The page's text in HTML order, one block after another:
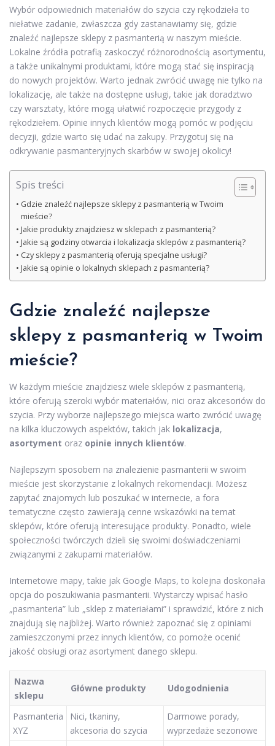
Wybór odpowiednich materiałów do szycia czy rękodzieła to
niełatwe zadanie, zwłaszcza gdy zastanawiamy się, gdzie
znaleźć najlepsze sklepy z pasmanterią w naszym mieście.
Lokalne źródła potrafią zaskoczyć różnorodnością asortymentu,
a także unikalnymi produktami, które mogą stać się inspiracją
do nowych projektów. Warto jednak zwrócić uwagę nie tylko na
lokalizację, ale także na dostępne usługi, takie jak doradztwo
czy warsztaty, które mogą ułatwić rozpoczęcie przygody z
rękodziełem. Opinie innych klientów mogą pomóc w podjęciu
decyzji, gdzie warto się udać na zakupy. Przygotuj się na
odkrywanie pasmanteryjnych skarbów w swojej okolicy!
Spis treści
Gdzie znaleźć najlepsze sklepy z pasmanterią w Twoim
mieście?
Jakie produkty znajdziesz w sklepach z pasmanterią?
Jakie są godziny otwarcia i lokalizacja sklepów z pasmanterią?
Czy sklepy z pasmanterią oferują specjalne usługi?
Jakie są opinie o lokalnych sklepach z pasmanterią?
Gdzie znaleźć najlepsze
sklepy z pasmanterią w Twoim
mieście?
W każdym mieście znajdziesz wiele sklepów z pasmanterią,
które oferują szeroki wybór materiałów, nici oraz akcesoriów do
szycia. Przy wyborze najlepszego miejsca warto zwrócić uwagę
na kilka kluczowych aspektów, takich jak lokalizacja,
asortyment oraz opinie innych klientów.
Najlepszym sposobem na znalezienie pasmanterii w swoim
mieście jest skorzystanie z lokalnych rekomendacji. Możesz
zapytać znajomych lub poszukać w internecie, a fora
tematyczne często zawierają cenne wskazówki na temat
sklepów, które oferują interesujące produkty. Ponadto, wiele
społeczności twórczych dzieli się swoimi doświadczeniami
związanymi z zakupami materiałów.
Internetowe mapy, takie jak Google Maps, to kolejna doskonała
opcja do poszukiwania pasmanterii. Wystarczy wpisać hasło
„pasmanteria” lub „sklep z materiałami” i sprawdzić, które z nich
znajdują się najbliżej. Warto również zapoznać się z opiniami
zamieszczonymi przez innych klientów, co pomoże ocenić
jakość obsługi oraz asortyment danego sklepu.
Nazwa
sklepu
Główne produkty Udogodnienia
Pasmanteria
XYZ
Nici, tkaniny,
akcesoria do szycia
Darmowe porady,
wyprzedaże sezonowe